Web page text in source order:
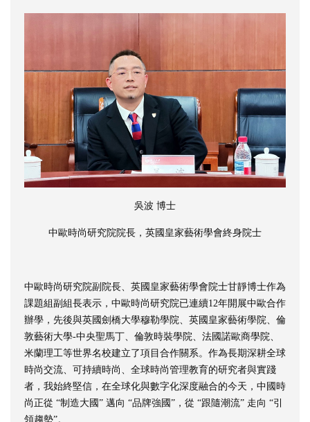
吳波 博士
中歐時尚研究院院長，英國皇家藝術學會終身院士
中歐時尚研究院副院長、英國皇家藝術學會院士甘靜博士作為
課題組副組長表示，中歐時尚研究院已連續12年開展中歐合作
辦學，先後與英國劍橋大學穆勒學院、英國皇家藝術學院、倫
敦藝術大學-中央聖馬丁、倫敦時裝學院、法國諾歐商學院、
米蘭理工等世界名校建立了項目合作關系。作為長期深耕全球
時尚交流、可持續時尚、全球時尚管理教育的研究者與實踐
者，我始終堅信，在全球化與數字化深度融合的今天，中國時
尚正從 “制造大國” 邁向 “品牌強國”，從 “跟隨潮流” 走向 “引
領趨勢”。